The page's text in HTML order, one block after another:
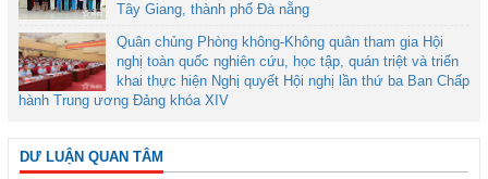
Tây Giang, thành phố Đà nẵng
Quân chủng Phòng không-Không quân tham gia Hội
nghị toàn quốc nghiên cứu, học tập, quán triệt và triển
khai thực hiện Nghị quyết Hội nghị lần thứ ba Ban Chấp
hành Trung ương Đảng khóa XIV
DƯ LUẬN QUAN TÂM